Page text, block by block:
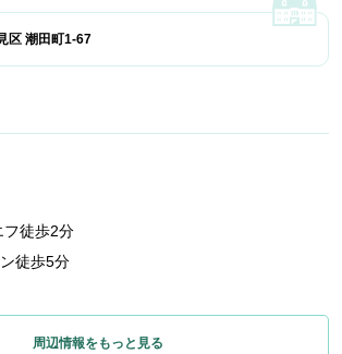
区 潮田町1-67
フ徒歩2分
徒歩5分
周辺情報をもっと見る